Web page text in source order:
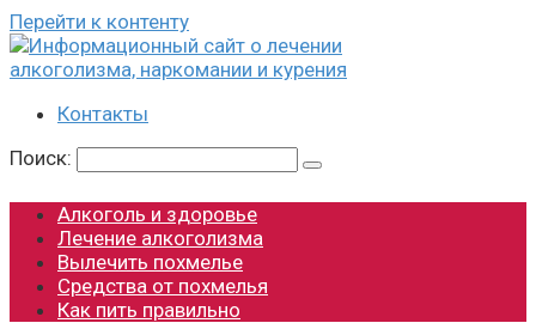
Перейти к контенту
Контакты
Поиск:
Алкоголь и здоровье
Лечение алкоголизма
Вылечить похмелье
Средства от похмелья
Как пить правильно